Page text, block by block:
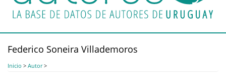
Federico Soneira Villademoros
Inicio > Autor>